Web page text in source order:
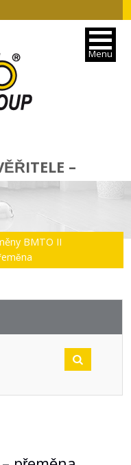
–
BMTO II
Menu